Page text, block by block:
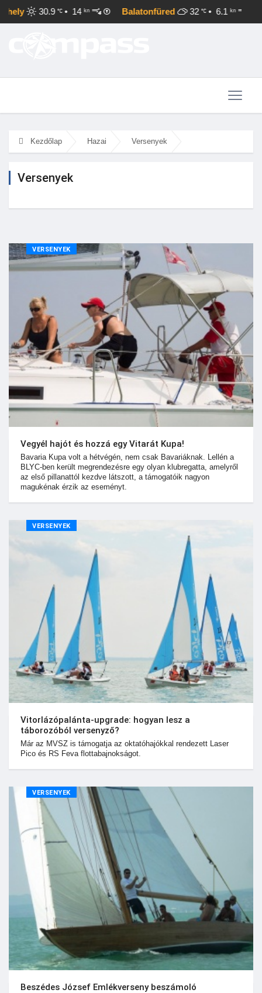
30.9 • 14kn Balatonfüred 32 • 6.1 kn
Kezdőlap Hazai Versenyek
Versenyek
VERSENYEK
Vegyél hajót és hozzá egy Vitarát Kupa!
Bavaria Kupa volt a hétvégén, nem csak Bavariáknak. Lellén a
BLYC-ben került megrendezésre egy olyan klubregatta, amelyről
az első pillanattól kezdve látszott, a támogatóik nagyon
magukénak érzik az eseményt.
VERSENYEK
Vitorlázópalánta-upgrade: hogyan lesz a
táborozóból versenyző?
Már az MVSZ is támogatja az oktatóhajókkal rendezett Laser
Pico és RS Feva flottabajnokságot.
VERSENYEK
Beszédes József Emlékverseny beszámoló